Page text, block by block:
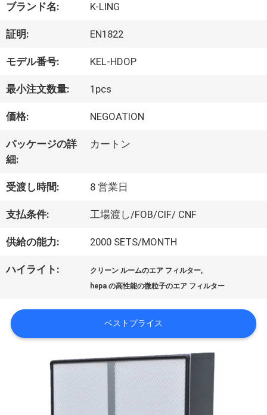
わ
た
し
た
ち
に
つ
い
て
場
ツ
ブランド名: K-LING
証明: EN1822
モデル番号: KEL-HDOP
最小注文数量: 1pcs
価格: NEGOATION
パッケージの詳
細:
カートン
受渡し時間: 8 営業日
支払条件: 工場渡し/FOB/CIF/ CNF
供給の能力: 2000 SETS/MONTH
ハイライト: クリーン ルームのエア フィルター,
hepa の高性能の微粒子のエア フィルター
ベストプライス